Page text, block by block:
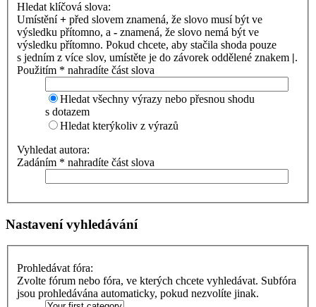
Hledat klíčová slova:
Umístění+ před slovem znamená, že slovo musí být ve
výsledku přítomno, a - znamená, že slovo nemá být ve
výsledku přítomno. Pokud chcete, aby stačila shoda pouze
s jedním z více slov, umístěte je do závorek oddělené znakem |.
Použitím * nahradíte část slova
Hledat všechny výrazy nebo přesnou shodu
s dotazem
Hledat kterýkoliv z výrazů
Vyhledat autora:
Zadáním * nahradíte část slova
Nastavení vyhledávání
Prohledávat fóra:
Zvolte fórum nebo fóra, ve kterých chcete vyhledávat. Subfóra
jsou prohledávána automaticky, pokud nezvolíte jinak.